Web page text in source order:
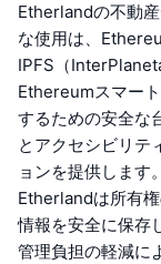
Etherlandの不動
な使用は、
IPFS（
Ethereumスマー
するための安全な
とアクセシビリテ
ョンを提供します
Etherlandは所有
情報を安全に保存
管理負担の軽減に